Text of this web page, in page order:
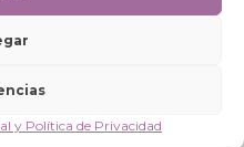
y Política de Privacidad